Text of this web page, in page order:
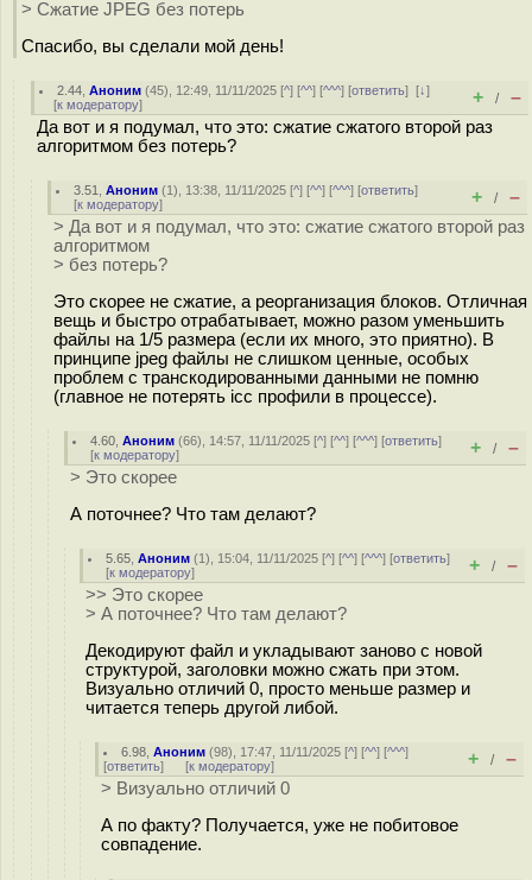
> Сжатие JPEG без потерь
Спасибо, вы сделали мой день!
2.44 ,Аноним (45), 12:49, 11/11/2025 [^] [^^] [^^^] [ответить][↓]
[к модератору] + / –
Да вот и я подумал, что это: сжатие сжатого второй раз
алгоритмом без потерь?
3.51 ,Аноним (1), 13:38, 11/11/2025 [^] [^^] [^^^] [ответить]
[к модератору] + / –
> Да вот и я подумал, что это: сжатие сжатого второй раз
алгоритмом
> без потерь?
Это скорее не сжатие, а реорганизация блоков. Отличная
вещь и быстро отрабатывает, можно разом уменьшить
файлы на 1/5 размера (если их много, это приятно). В
принципе jpeg файлы не слишком ценные, особых
проблем с транскодированными данными не помню
(главное не потерять icc профили в процессе).
4.60 ,Аноним (66), 14:57, 11/11/2025 [^] [^^] [^^^] [ответить]
[к модератору] + / –
> Это скорее
А поточнее? Что там делают?
5.65 ,Аноним (1), 15:04, 11/11/2025 [^] [^^] [^^^] [ответить]
[к модератору] + / –
>> Это скорее
> А поточнее? Что там делают?
Декодируют файл и укладывают заново с новой
структурой, заголовки можно сжать при этом.
Визуально отличий 0, просто меньше размер и
читается теперь другой либой.
6.98 ,Аноним (98), 17:47, 11/11/2025 [^] [^^] [^^^]
[ответить] [к модератору] + / –
> Визуально отличий 0
А по факту? Получается, уже не побитовое
совпадение.